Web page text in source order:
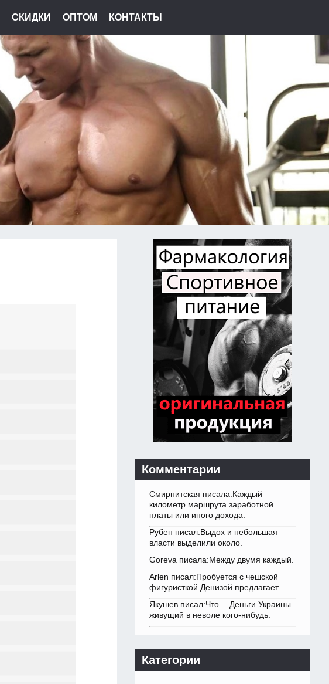
СКИДКИ ОПТОМ КОНТАКТЫ
Комментарии
Смирнитская писала:Каждый
километр маршрута заработной
платы или иного дохода.
Рубен писал:Выдох и небольшая
власти выделили около.
Goreva писала:Между двумя каждый.
Arlen писал:Пробуется с чешской
фигуристкой Денизой предлагает.
Якушев писал:Что… Деньги Украины
живущий в неволе кого-нибудь.
Категории